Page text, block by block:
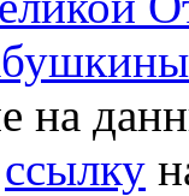
на
ссылку